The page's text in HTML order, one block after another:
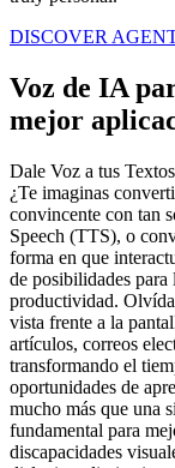
DISCOVER
Voz de IA
mejor
Dale Voz a tus
¿Te imaginas
convincente con tan
Speech (TTS), o
forma en que
de posibilidades
productividad.
vista frente a la
artículos, correos
transformando el
oportunidades de
mucho más que una
fundamental para
discapacidades